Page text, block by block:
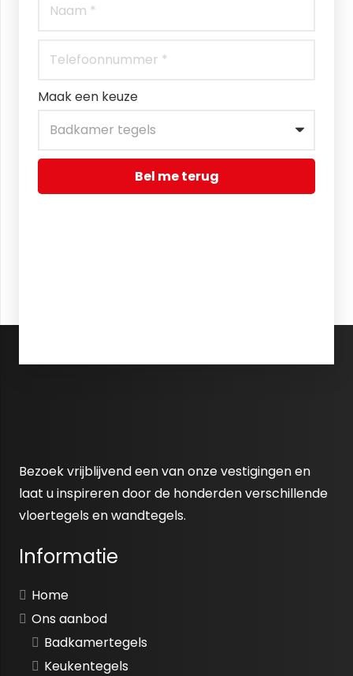
Maak een keuze
Bel me terug
Bezoek vrijblijvend een van onze vestigingen en
laat u inspireren door de honderden verschillende
vloertegels en wandtegels.
Informatie
Home
Ons aanbod
Badkamertegels
Keukentegels